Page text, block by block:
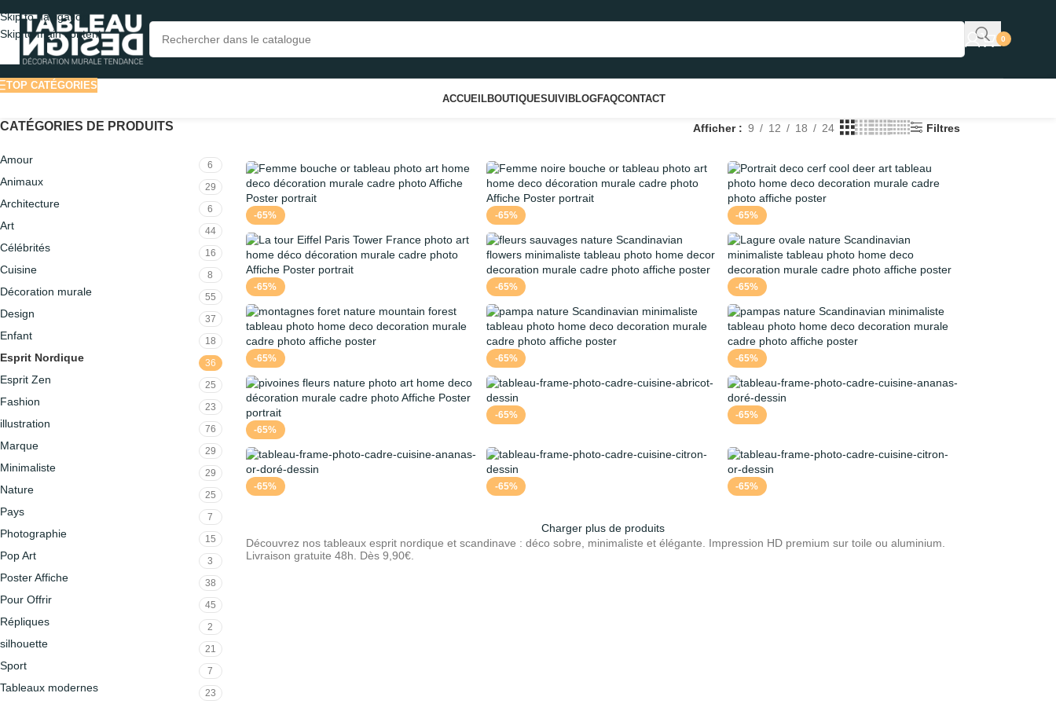
Skip to navigation
Skip to main content
0
TOP CATÉGORIES
ACCUEILBOUTIQUESUIVIBLOGFAQCONTACT
CATÉGORIES DE PRODUITS
Amour 6
Animaux 29
Architecture 6
Art 44
Célébrités 16
Cuisine 8
Décoration murale 55
Design 37
Enfant 18
Esprit Nordique 36
Esprit Zen 25
Fashion 23
illustration 76
Marque 29
Minimaliste 29
Nature 25
Pays 7
Photographie 15
Pop Art 3
Poster Affiche 38
Pour Offrir 45
Répliques 2
silhouette 21
Sport 7
Tableaux modernes 23
Afficher 9 12 18 24 Filtres
-65% -65% -65%
-65% -65% -65%
-65% -65% -65%
-65%
-65% -65%
-65% -65% -65%
Charger plus de produits
Découvrez nos tableaux esprit nordique et scandinave : déco sobre, minimaliste et élégante. Impression HD premium sur toile ou aluminium.
Livraison gratuite 48h. Dès 9,90€.